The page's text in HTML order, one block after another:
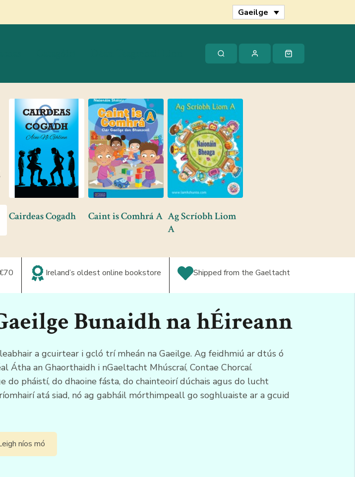
Gaeilge
Cairdeas Cogadh Caint is Comhrá A Ag Scríobh Liom
A
Ireland’s oldest online bookstore Shipped from the Gaeltacht
Bunaidh na hÉireann
a gcuirtear i gcló trí mheán na Gaeilge. Ag feidhmiú ar dtús ó
an Ghaorthaidh i nGaeltacht Mhúscraí, Contae Chorcaí.
do pháistí, do dhaoine fásta, do chainteoirí dúchais agus do lucht
atá siad, nó ag gabháil mórthimpeall go soghluaiste ar a gcuid
níos mó